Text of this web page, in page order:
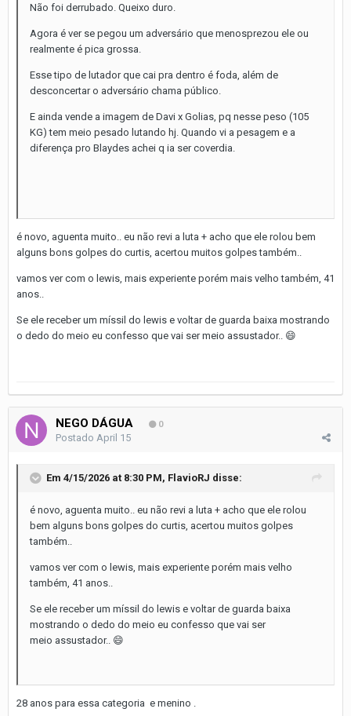
Não foi derrubado. Queixo duro.
Agora é ver se pegou um adversário que menosprezou ele ou
realmente é pica grossa.
Esse tipo de lutador que cai pra dentro é foda, além de
desconcertar o adversário chama público.
E ainda vende a imagem de Davi x Golias, pq nesse peso (105
KG) tem meio pesado lutando hj. Quando vi a pesagem e a
diferença pro Blaydes achei q ia ser coverdia.
é novo, aguenta muito.. eu não revi a luta + acho que ele rolou bem
alguns bons golpes do curtis, acertou muitos golpes também..
vamos ver com o lewis, mais experiente porém mais velho também, 41
anos..
Se ele receber um míssil do lewis e voltar de guarda baixa mostrando
o dedo do meio eu confesso que vai ser meio assustador.. 😄
NEGO DÁGUA 0
Postado April 15
Em 4/15/2026 at 8:30 PM, FlavioRJ disse:
é novo, aguenta muito.. eu não revi a luta + acho que ele rolou
bem alguns bons golpes do curtis, acertou muitos golpes
também..
vamos ver com o lewis, mais experiente porém mais velho
também, 41 anos..
Se ele receber um míssil do lewis e voltar de guarda baixa
mostrando o dedo do meio eu confesso que vai ser
meio assustador.. 😄
28 anos para essa categoria e menino .